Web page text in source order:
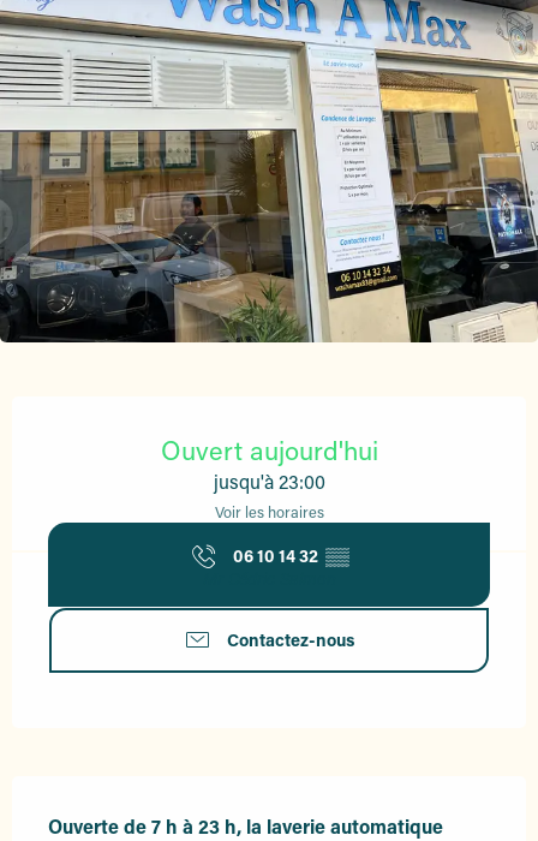
Ouvert aujourd'hui
jusqu'à 23:00
Voir les horaires
06 10 14 32 ▒▒
Contactez-nous
Ouverte de 7 h à 23 h, la laverie automatique